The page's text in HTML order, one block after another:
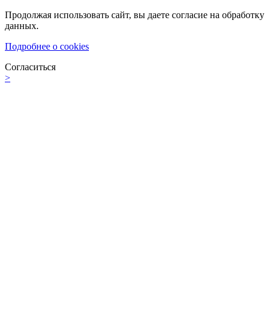
Продолжая использовать сайт, вы даете согласие на обработку
данных.
Подробнее о cookies
Согласиться
>